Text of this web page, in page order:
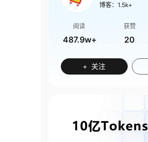
博客： 1.5k+
阅读
487.9w+
获赞
20
+ 关注